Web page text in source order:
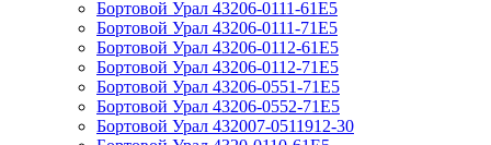
Бортовой Урал 43206-0111-61Е5
Бортовой Урал 43206-0111-71Е5
Бортовой Урал 43206-0112-61Е5
Бортовой Урал 43206-0112-71Е5
Бортовой Урал 43206-0551-71Е5
Бортовой Урал 43206-0552-71Е5
Бортовой Урал 432007-0511912-30